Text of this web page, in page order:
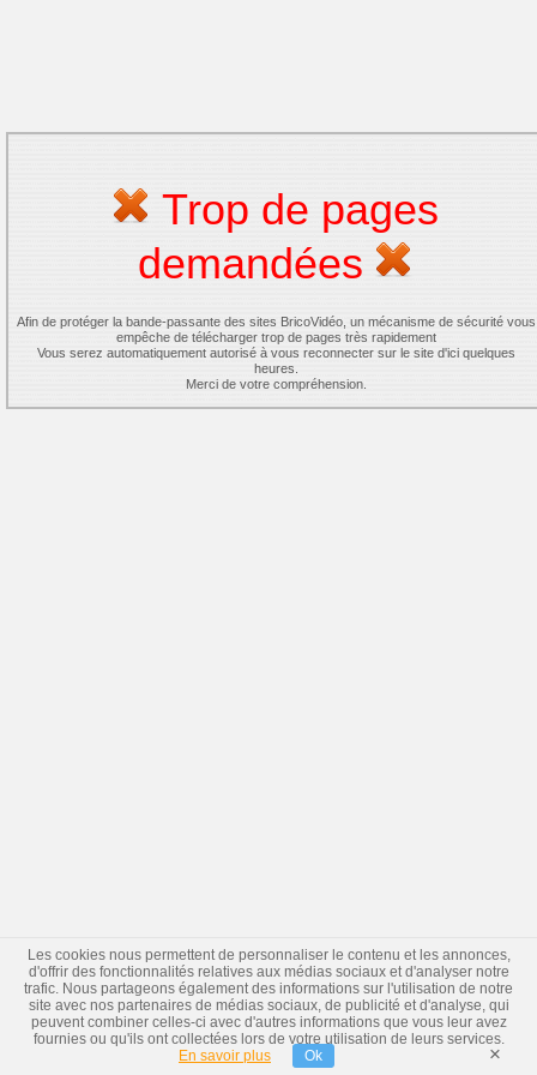
Trop de pages
demandées
Afin de protéger la bande-passante des sites BricoVidéo, un mécanisme de sécurité vous
empêche de télécharger trop de pages très rapidement
Vous serez automatiquement autorisé à vous reconnecter sur le site d'ici quelques
heures.
Merci de votre compréhension.
Les cookies nous permettent de personnaliser le contenu et les annonces,
d'offrir des fonctionnalités relatives aux médias sociaux et d'analyser notre
trafic. Nous partageons également des informations sur l'utilisation de notre
site avec nos partenaires de médias sociaux, de publicité et d'analyse, qui
peuvent combiner celles-ci avec d'autres informations que vous leur avez
fournies ou qu'ils ont collectées lors de votre utilisation de leurs services.
En savoir plus
Ok ×